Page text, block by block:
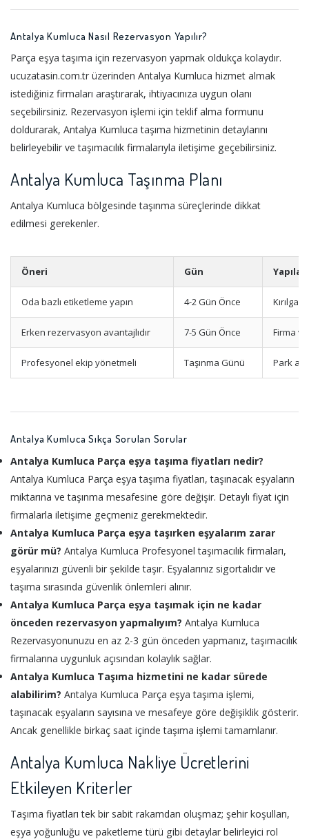
Antalya Kumluca Nasıl Rezervasyon Yapılır?
Parça eşya taşıma için rezervasyon yapmak oldukça kolaydır.
ucuzatasin.com.tr üzerinden Antalya Kumluca hizmet almak
istediğiniz firmaları araştırarak, ihtiyacınıza uygun olanı
seçebilirsiniz. Rezervasyon işlemi için teklif alma formunu
doldurarak, Antalya Kumluca taşıma hizmetinin detaylarını
belirleyebilir ve taşımacılık firmalarıyla iletişime geçebilirsiniz.
Antalya Kumluca Taşınma Planı
Antalya Kumluca bölgesinde taşınma süreçlerinde dikkat
edilmesi gerekenler.
Öneri Gün
Oda bazlı etiketleme yapın 4-2 Gün Önce
Erken rezervasyon avantajlıdır 7-5 Gün Önce Firma
Profesyonel ekip yönetmeli Taşınma Günü Park
Antalya Kumluca Sıkça Sorulan Sorular
Antalya Kumluca Parça eşya taşıma fiyatları nedir?
Antalya Kumluca Parça eşya taşıma fiyatları, taşınacak eşyaların
miktarına ve taşınma mesafesine göre değişir. Detaylı fiyat için
firmalarla iletişime geçmeniz gerekmektedir.
Antalya Kumluca Parça eşya taşırken eşyalarım zarar
görür mü? Antalya Kumluca Profesyonel taşımacılık firmaları,
eşyalarınızı güvenli bir şekilde taşır. Eşyalarınız sigortalıdır ve
taşıma sırasında güvenlik önlemleri alınır.
Antalya Kumluca Parça eşya taşımak için ne kadar
önceden rezervasyon yapmalıyım? Antalya Kumluca
Rezervasyonunuzu en az 2-3 gün önceden yapmanız, taşımacılık
firmalarına uygunluk açısından kolaylık sağlar.
Antalya Kumluca Taşıma hizmetini ne kadar sürede
alabilirim? Antalya Kumluca Parça eşya taşıma işlemi,
taşınacak eşyaların sayısına ve mesafeye göre değişiklik gösterir.
Ancak genellikle birkaç saat içinde taşıma işlemi tamamlanır.
Antalya Kumluca Nakliye Ücretlerini
Etkileyen Kriterler
Taşıma fiyatları tek bir sabit rakamdan oluşmaz; şehir koşulları,
eşya yoğunluğu ve paketleme türü gibi detaylar belirleyici rol